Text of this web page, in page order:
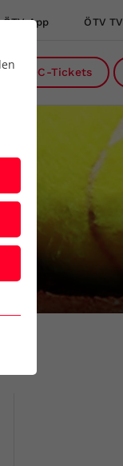
ÖTV App ÖTV TV
DC-Tickets